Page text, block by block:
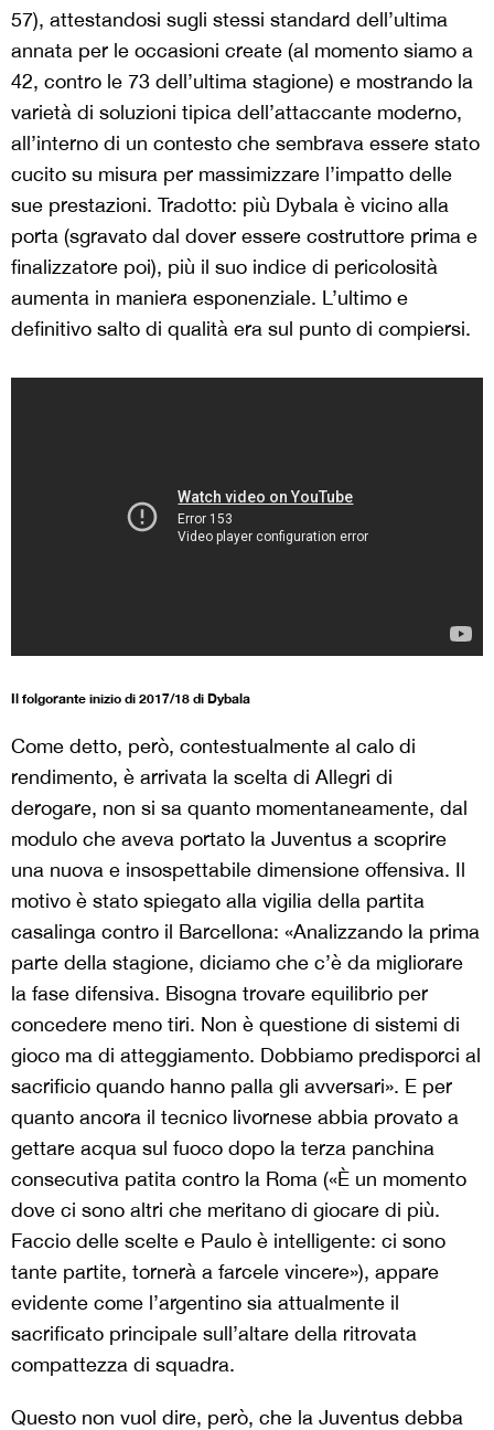
57), attestandosi sugli stessi standard dell’ultima
annata per le occasioni create (al momento siamo a
42, contro le 73 dell’ultima stagione) e mostrando la
varietà di soluzioni tipica dell’attaccante moderno,
all’interno di un contesto che sembrava essere stato
cucito su misura per massimizzare l’impatto delle
sue prestazioni. Tradotto: più Dybala è vicino alla
porta (sgravato dal dover essere costruttore prima e
finalizzatore poi), più il suo indice di pericolosità
aumenta in maniera esponenziale. L’ultimo e
definitivo salto di qualità era sul punto di compiersi.
Il folgorante inizio di 2017/18 di Dybala
Come detto, però, contestualmente al calo di
rendimento, è arrivata la scelta di Allegri di
derogare, non si sa quanto momentaneamente, dal
modulo che aveva portato la Juventus a scoprire
una nuova e insospettabile dimensione offensiva. Il
motivo è stato spiegato alla vigilia della partita
casalinga contro il Barcellona: «Analizzando la prima
parte della stagione, diciamo che c’è da migliorare
la fase difensiva. Bisogna trovare equilibrio per
concedere meno tiri. Non è questione di sistemi di
gioco ma di atteggiamento. Dobbiamo predisporci al
sacrificio quando hanno palla gli avversari». E per
quanto ancora il tecnico livornese abbia provato a
gettare acqua sul fuoco dopo la terza panchina
consecutiva patita contro la Roma («È un momento
dove ci sono altri che meritano di giocare di più.
Faccio delle scelte e Paulo è intelligente: ci sono
tante partite, tornerà a farcele vincere»), appare
evidente come l’argentino sia attualmente il
sacrificato principale sull’altare della ritrovata
compattezza di squadra.
Questo non vuol dire, però, che la Juventus debba